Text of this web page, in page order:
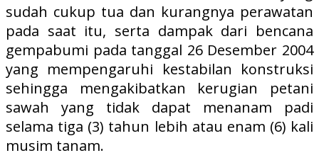
sudah cukup tua dan kurangnya perawatan
pada saat itu, serta dampak dari bencana
gempabumi pada tanggal 26 Desember 2004
yang mempengaruhi kestabilan konstruksi
sehingga mengakibatkan kerugian petani
sawah yang tidak dapat menanam padi
selama tiga (3) tahun lebih atau enam (6) kali
musim tanam.